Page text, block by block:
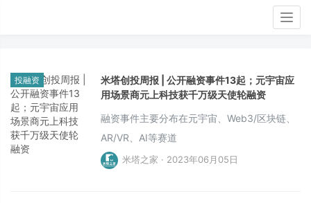
投融资
米塔创投周报 | 公开融资事件13起；元宇宙应
用场景商元上科技获千万级天使轮融资
融资事件主要分布在元宇宙、Web3/区块链、
AR/VR、AI等赛道
米塔之家 · 2023年06月05日